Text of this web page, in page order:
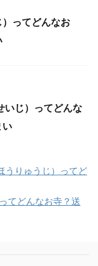
ってどんなお
いじ）ってどんな
い
うりゅうじ）ってど
てどんなお寺？送